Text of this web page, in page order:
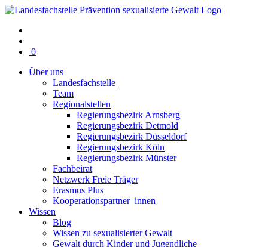
0Warenkorb
0
Artikel(n)
Über uns
Landesfachstelle
Team
Regionalstellen
Regierungsbezirk Arnsberg
Regierungsbezirk Detmold
Regierungsbezirk Düsseldorf
Regierungsbezirk Köln
Regierungsbezirk Münster
Fachbeirat
Netzwerk Freie Träger
Erasmus Plus
Kooperationspartner_innen
Wissen
Blog
Wissen zu sexualisierter Gewalt
Gewalt durch Kinder und Jugendliche